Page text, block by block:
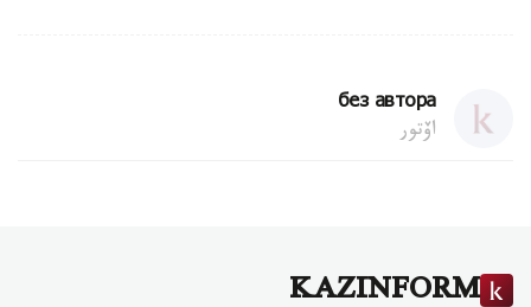
без автора
اۆتور
KAZINFORM